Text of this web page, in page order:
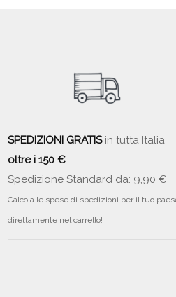
SPEDIZIONI GRATISin tutta Italia
oltre i 150 €
Spedizione Standard da: 9,90 €
Calcola le spese di spedizioni per il tuo
direttamente nel carrello!